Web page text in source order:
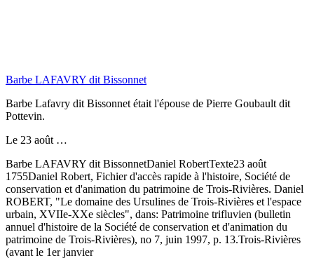
Barbe LAFAVRY dit Bissonnet
Barbe Lafavry dit Bissonnet était l'épouse de Pierre Goubault dit
Pottevin.
Le 23 août …
Barbe LAFAVRY dit BissonnetDaniel RobertTexte23 août
1755Daniel Robert, Fichier d'accès rapide à l'histoire, Société de
conservation et d'animation du patrimoine de Trois-Rivières. Daniel
ROBERT, "Le domaine des Ursulines de Trois-Rivières et l'espace
urbain, XVIIe-XXe siècles", dans: Patrimoine trifluvien (bulletin
annuel d'histoire de la Société de conservation et d'animation du
patrimoine de Trois-Rivières), no 7, juin 1997, p. 13.Trois-Rivières
(avant le 1er janvier